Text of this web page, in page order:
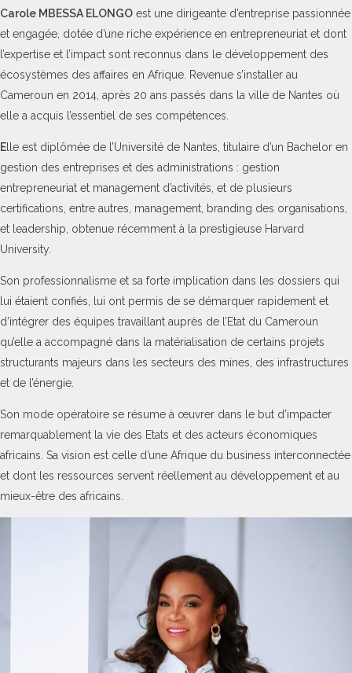
Carole MBESSA ELONGO est une dirigeante d’entreprise passionnée
et engagée, dotée d’une riche expérience en entrepreneuriat et dont
l’expertise et l’impact sont reconnus dans le développement des
écosystèmes des affaires en Afrique. Revenue s’installer au
Cameroun en 2014, après 20 ans passés dans la ville de Nantes où
elle a acquis l’essentiel de ses compétences.
E lle est diplômée de l’Université de Nantes, titulaire d’un Bachelor en
gestion des entreprises et des administrations : gestion
entrepreneuriat et management d’activités, et de plusieurs
certifications, entre autres, management, branding des organisations,
et leadership, obtenue récemment à la prestigieuse Harvard
University.
Son professionnalisme et sa forte implication dans les dossiers qui
lui étaient confiés, lui ont permis de se démarquer rapidement et
d’intégrer des équipes travaillant auprès de l’Etat du Cameroun
qu’elle a accompagné dans la matérialisation de certains projets
structurants majeurs dans les secteurs des mines, des infrastructures
et de l’énergie.
Son mode opératoire se résume à œuvrer dans le but d’impacter
remarquablement la vie des Etats et des acteurs économiques
africains. Sa vision est celle d’une Afrique du business interconnectée
et dont les ressources servent réellement au développement et au
mieux-être des africains.